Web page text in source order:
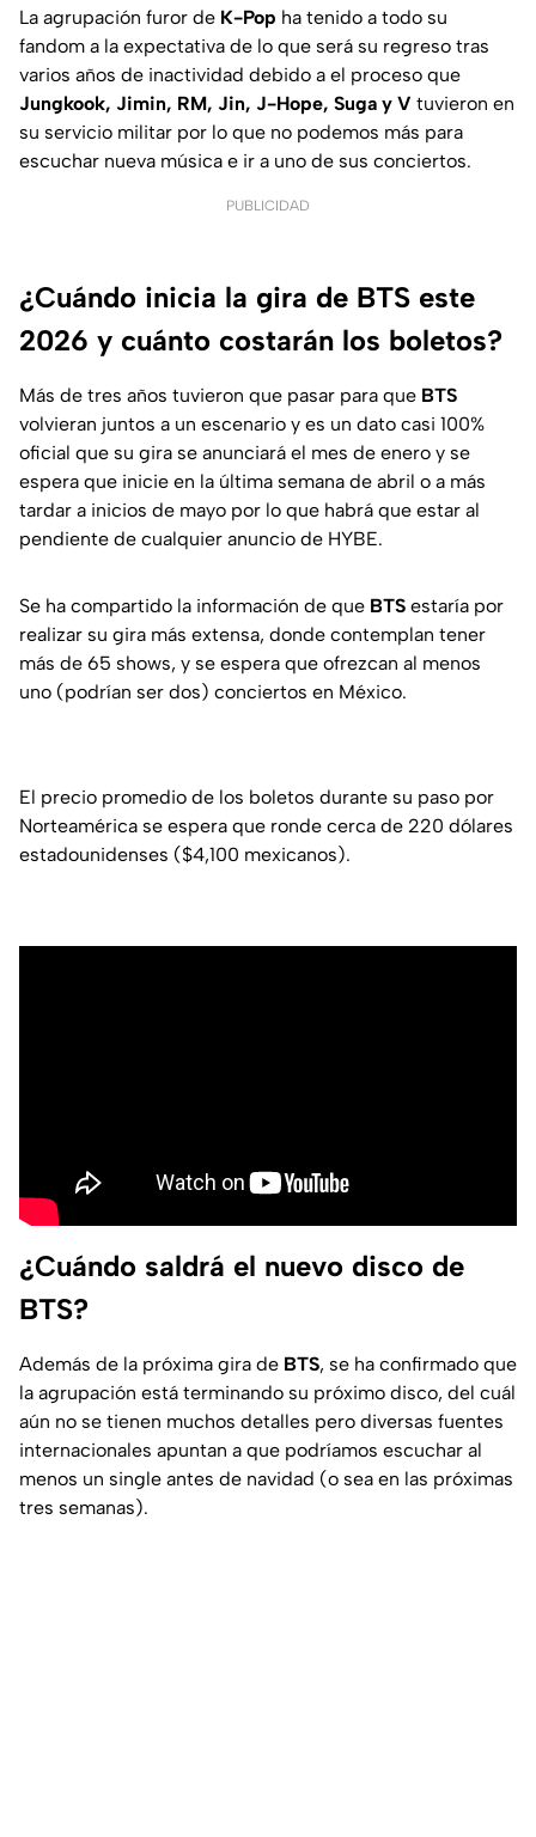
La agrupación furor de K-Pop ha tenido a todo su
fandom a la expectativa de lo que será su regreso tras
varios años de inactividad debido a el proceso que
Jungkook, Jimin, RM, Jin, J-Hope, Suga y V tuvieron en
su servicio militar por lo que no podemos más para
escuchar nueva música e ir a uno de sus conciertos.
PUBLICIDAD
¿Cuándo inicia la gira de BTS este
2026 y cuánto costarán los boletos?
Más de tres años tuvieron que pasar para que BTS
volvieran juntos a un escenario y es un dato casi 100%
oficial que su gira se anunciará el mes de enero y se
espera que inicie en la última semana de abril o a más
tardar a inicios de mayo por lo que habrá que estar al
pendiente de cualquier anuncio de HYBE.
Se ha compartido la información de que BTS estaría por
realizar su gira más extensa, donde contemplan tener
más de 65 shows, y se espera que ofrezcan al menos
uno (podrían ser dos) conciertos en México.
El precio promedio de los boletos durante su paso por
Norteamérica se espera que ronde cerca de 220 dólares
estadounidenses ($4,100 mexicanos).
¿Cuándo saldrá el nuevo disco de
BTS?
Además de la próxima gira de BTS, se ha confirmado que
la agrupación está terminando su próximo disco, del cuál
aún no se tienen muchos detalles pero diversas fuentes
internacionales apuntan a que podríamos escuchar al
menos un single antes de navidad (o sea en las próximas
tres semanas).